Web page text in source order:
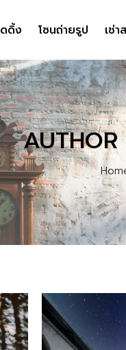
ดิ้ง โซนถ่ายรูป เช่
You
ดิ้ง โซนถ่ายรูป เช่